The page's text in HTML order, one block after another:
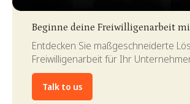
Beginne deine Freiwilligenarbeit
Entdecken Sie maßgeschneiderte
Freiwilligenarbeit für Ihr
Talk to us